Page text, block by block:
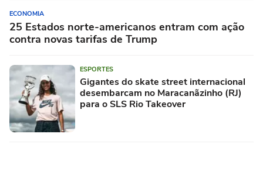
ECONOMIA
25 Estados norte-americanos entram com ação
contra novas tarifas de Trump
ESPORTES
Gigantes do skate street internacional
desembarcam no Maracanãzinho (RJ)
para o SLS Rio Takeover